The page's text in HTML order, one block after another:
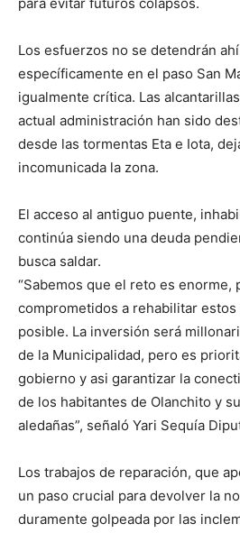
Los esfuerzos no se detendrán
específicamente en el paso San
igualmente crítica. Las
actual administración han sido
desde las tormentas Eta e Iota,
incomunicada la zona.
El acceso al antiguo puente,
continúa siendo una deuda
busca saldar.
“Sabemos que el reto es enorme,
comprometidos a rehabilitar
posible. La inversión será
de la Municipalidad, pero es
gobierno y asi garantizar la
de los habitantes de Olanchito y
aledañas”, señaló Yari Sequía
Los trabajos de reparación, que
un paso crucial para devolver la
duramente golpeada por las